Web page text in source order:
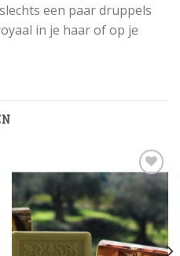
een paar druppels
in je haar of op je
Add to
wishlist